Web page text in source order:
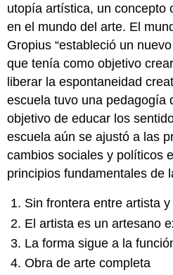
utopía artística, un concepto
en el mundo del arte. El
Gropius “estableció un
que tenía como objetivo
liberar la espontaneidad
escuela tuvo una pedagogía
objetivo de educar los
escuela aún se ajustó a las
cambios sociales y políticos
principios fundamentales de
Sin frontera entre artista
El artista es un artesano
La forma sigue a la
Obra de arte completa